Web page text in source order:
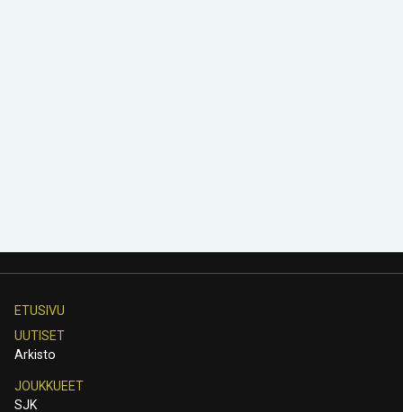
ETUSIVU
UUTISET
Arkisto
JOUKKUEET
SJK